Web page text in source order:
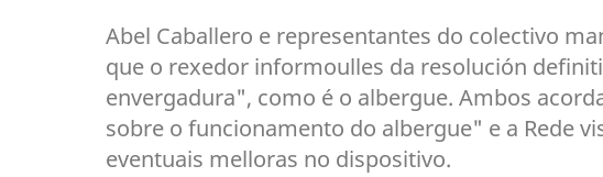
Abel Caballero e representantes do colectivo
que o rexedor informoulles da resolución
envergadura", como é o albergue. Ambos
sobre o funcionamento do albergue" e a Rede
eventuais melloras no dispositivo.